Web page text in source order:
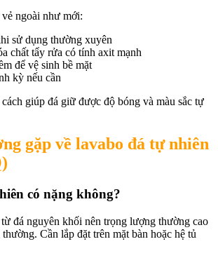
ngoài như mới:
sử dụng thường xuyên
chất tẩy rửa có tính axit mạnh
để vệ sinh bề mặt
kỳ nếu cần
giúp đá giữ được độ bóng và màu sắc tự
gặp về lavabo đá tự nhiên
có nặng không?
đá nguyên khối nên trọng lượng thường cao
Cần lắp đặt trên mặt bàn hoặc hệ tủ